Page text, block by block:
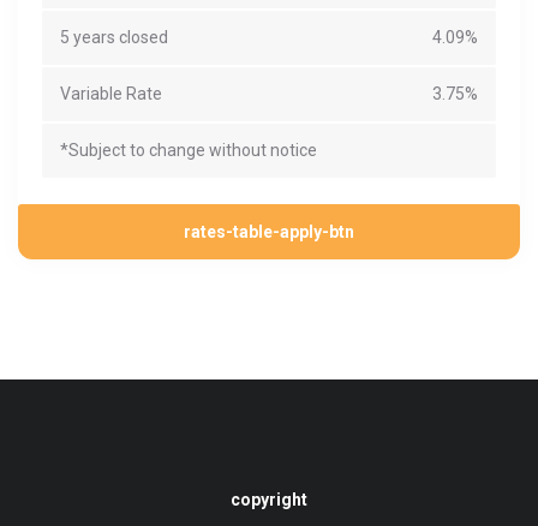
5 years closed 4.09%
Variable Rate 3.75%
*Subject to change without notice
rates-table-apply-btn
copyright